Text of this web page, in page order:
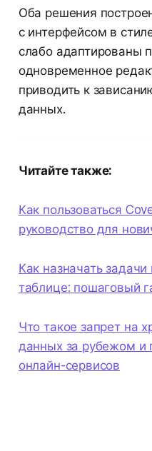
Оба решения
с интерфейсом в
слабо адаптированы
одновременное
приводить к
данных.
Читайте также:
Как пользоваться
руководство для
Как назначать
таблице: пошаговый
Что такое запрет на
данных за рубежом и
онлайн-сервисов